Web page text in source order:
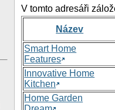
V tomto adresáři
Název
Smart Home
Features
Innovative Home
Kitchen
Home Garden